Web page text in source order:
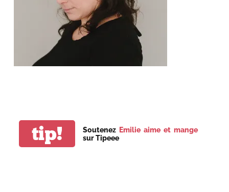
tip! Soutenez Emilie aime et mange
sur Tipeee